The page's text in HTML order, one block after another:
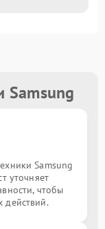
Samsung
Samsung
уточняет
чтобы
действий.